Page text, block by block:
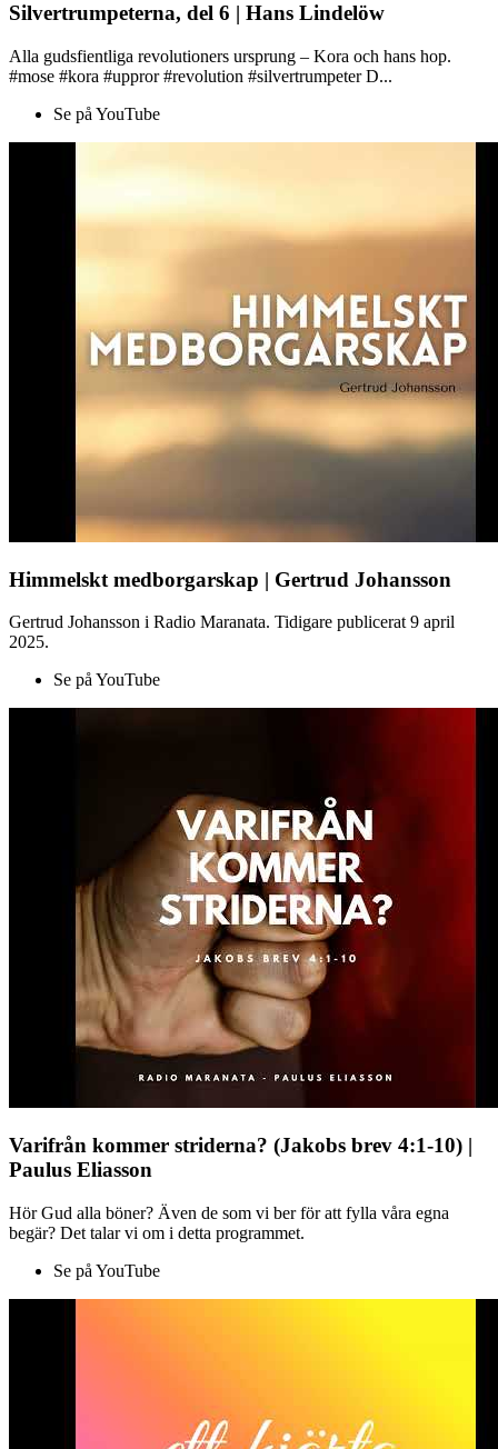
Silvertrumpeterna, del 6 | Hans Lindelöw
Alla gudsfientliga revolutioners ursprung – Kora och hans hop.
#mose #kora #uppror #revolution #silvertrumpeter D...
Se på YouTube
Himmelskt medborgarskap | Gertrud Johansson
Gertrud Johansson i Radio Maranata. Tidigare publicerat 9 april
2025.
Se på YouTube
Varifrån kommer striderna? (Jakobs brev 4:1-10) |
Paulus Eliasson
Hör Gud alla böner? Även de som vi ber för att fylla våra egna
begär? Det talar vi om i detta programmet.
Se på YouTube